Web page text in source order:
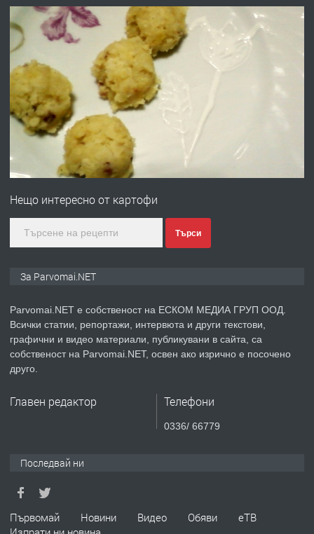
преди 1 година
ПРЕДЛАГА
Първи поход "По стъпките на Ангел
Войвода"
Монтажник на малки детайли за
преди 1 година
ПРЕДЛАГА
Продавам апартамент - гр.
преди 1 година
Нещо интересно от картофи
Търси
За Parvomai.NET
Parvomai.NET е собственост на ЕСКОМ МЕДИА ГРУП ООД.
Всички статии, репортажи, интервюта и други текстови,
графични и видео материали, публикувани в сайта, са
собственост на Parvomai.NET, освен ако изрично е посочено
друго.
Главен редактор Телефони
0336/ 66779
Последвай ни
Първомай Новини Видео Обяви
еТВ